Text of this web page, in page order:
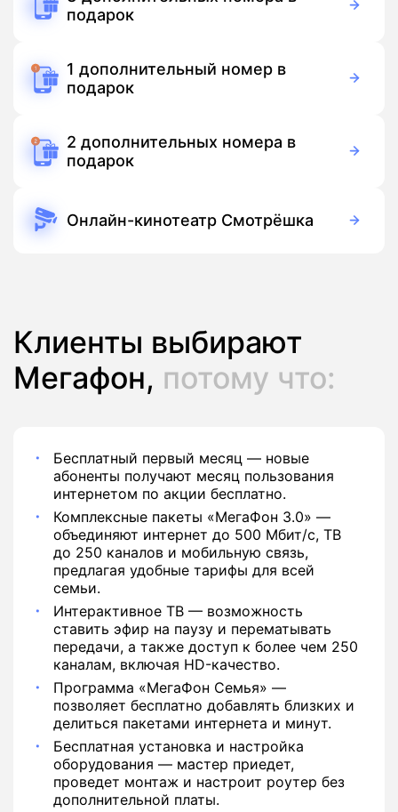
подарок
1 дополнительный номер в
подарок
2 дополнительных номера в
подарок
Онлайн-кинотеатр Смотрёшка
Клиенты выбирают
Мегафон, потому что:
Бесплатный первый месяц — новые
абоненты получают месяц пользования
интернетом по акции бесплатно.
Комплексные пакеты «МегаФон 3.0» —
объединяют интернет до 500 Мбит/с, ТВ
до 250 каналов и мобильную связь,
предлагая удобные тарифы для всей
семьи.
Интерактивное ТВ — возможность
ставить эфир на паузу и перематывать
передачи, а также доступ к более чем 250
каналам, включая HD-качество.
Программа «МегаФон Семья» —
позволяет бесплатно добавлять близких и
делиться пакетами интернета и минут.
Бесплатная установка и настройка
оборудования — мастер приедет,
проведет монтаж и настроит роутер без
дополнительной платы.